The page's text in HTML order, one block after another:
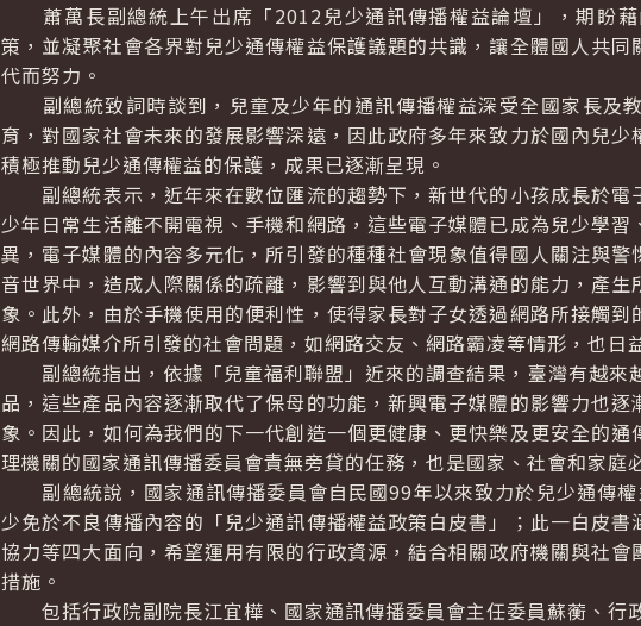
蕭萬長副總統上午出席「2012兒少通訊傳播權益論壇」，期盼藉
策，並凝聚社會各界對兒少通傳權益保護議題的共識，讓全體國人共
代而努力。
副總統致詞時談到，兒童及少年的通訊傳播權益深受全國家長及
育，對國家社會未來的發展影響深遠，因此政府多年來致力於國內兒
積極推動兒少通傳權益的保護，成果已逐漸呈現。
副總統表示，近年來在數位匯流的趨勢下，新世代的小孩成長於電
少年日常生活離不開電視、手機和網路，這些電子媒體已成為兒少學
異，電子媒體的內容多元化，所引發的種種社會現象值得國人關注與
音世界中，造成人際關係的疏離，影響到與他人互動溝通的能力，產
象。此外，由於手機使用的便利性，使得家長對子女透過網路所接觸
網路傳輸媒介所引發的社會問題，如網路交友、網路霸凌等情形，也日
副總統指出，依據「兒童福利聯盟」近來的調查結果，臺灣有越來
品，這些產品內容逐漸取代了保母的功能，新興電子媒體的影響力也
象。因此，如何為我們的下一代創造一個更健康、更快樂及更安全的
理機關的國家通訊傳播委員會責無旁貸的任務，也是國家、社會和家庭
副總統說，國家通訊傳播委員會自民國99年以來致力於兒少通傳權
少免於不良傳播內容的「兒少通訊傳播權益政策白皮書」；此一白皮
協力等四大面向，希望運用有限的行政資源，結合相關政府機關與社
措施。
包括行政院副院長江宜樺、國家通訊傳播委員會主任委員蘇蘅、行